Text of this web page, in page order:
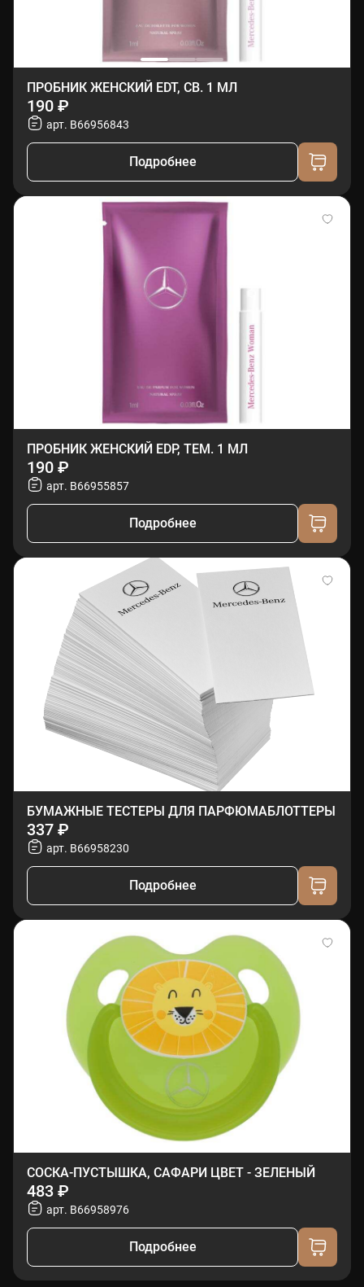
ПРОБНИК ЖЕНСКИЙ EDT, СВ. 1 МЛ
190 ₽
арт. B66956843
Подробнее
ПРОБНИК ЖЕНСКИЙ EDP, ТЕМ. 1 МЛ
190 ₽
арт. B66955857
Подробнее
БУМАЖНЫЕ ТЕСТЕРЫ ДЛЯ ПАРФЮМАБЛОТТЕРЫ
337 ₽
арт. B66958230
Подробнее
СОСКА-ПУСТЫШКА, САФАРИ ЦВЕТ - ЗЕЛЕНЫЙ
483 ₽
арт. B66958976
Подробнее